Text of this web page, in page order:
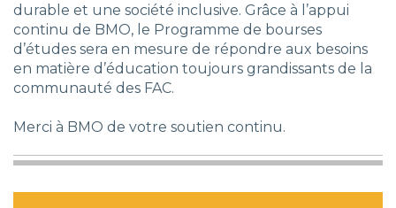
durable et une société inclusive. Grâce à l’appui
continu de BMO, le Programme de bourses
d’études sera en mesure de répondre aux besoins
en matière d’éducation toujours grandissants de la
communauté des FAC.
Merci à BMO de votre soutien continu.